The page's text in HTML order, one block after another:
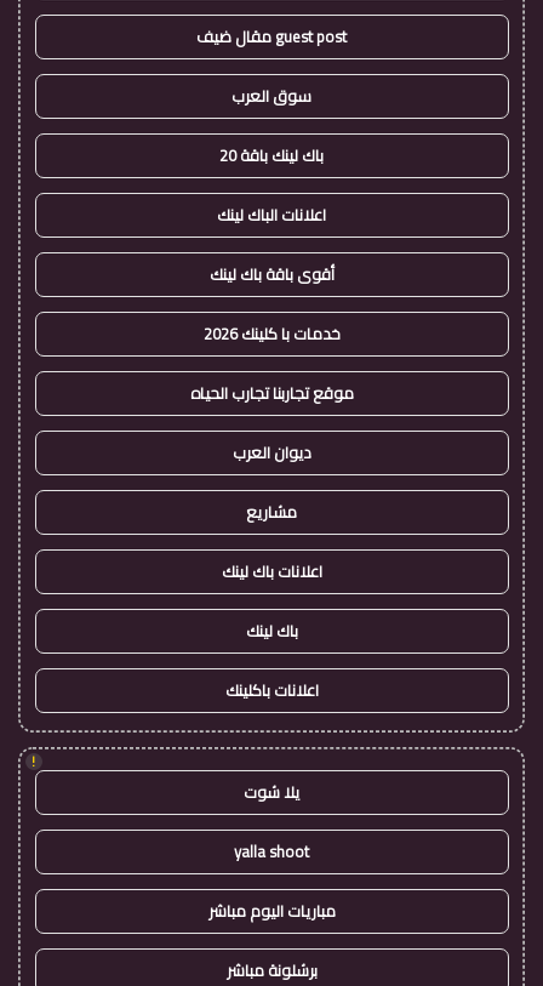
guest post مقال ضيف
سوق العرب
باك لينك باقة 20
اعلانات الباك لينك
أقوى باقة باك لينك
خدمات با كلينك 2026
موقع تجاربنا تجارب الحياه
ديوان العرب
مشاريع
اعلانات باك لينك
باك لينك
اعلانات باكلينك
!
يلا شوت
yalla shoot
مباريات اليوم مباشر
برشلونة مباشر